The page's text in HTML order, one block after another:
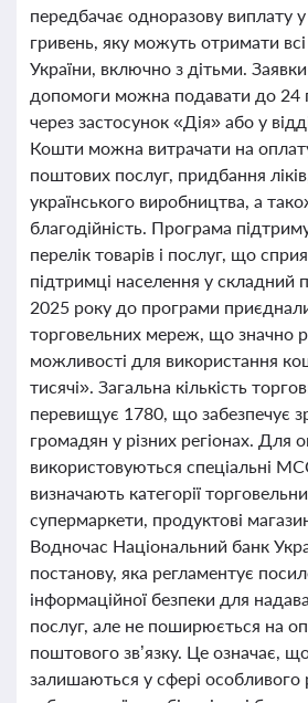
передбачає одноразову виплату у
гривень, яку можуть отримати
України, включно з дітьми.
допомоги можна подавати до 24
через застосунок «Дія» або у
Кошти можна витрачати на
поштових послуг, придбання
українського виробництва, а
благодійність. Програма
перелік товарів і послуг, що
підтримці населення у складний
2025 року до програми
торговельних мереж, що значно
можливості для використання
тисячі». Загальна кількість
перевищує 1780, що забезпечує
громадян у різних регіонах. Для
використовуються спеціальні
визначають категорії
супермаркети, продуктові
Водночас Національний банк
постанову, яка регламентує
інформаційної безпеки для
послуг, але не поширюється на
поштового зв’язку. Це означає,
залишаються у сфері